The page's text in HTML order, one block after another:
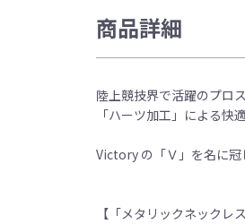
商品詳細
陸上競技界で活躍のプロ
「ハーツ加工」による快
Victory の「Ｖ」を名に冠
【「メタリックネックレ